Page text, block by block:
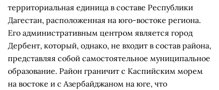
территориальная единица в составе Республики
Дагестан, расположенная на юго-востоке региона.
Его административным центром является город
Дербент, который, однако, не входит в состав района,
представляя собой самостоятельное муниципальное
образование. Район граничит с Каспийским морем
на востоке и с Азербайджаном на юге, что